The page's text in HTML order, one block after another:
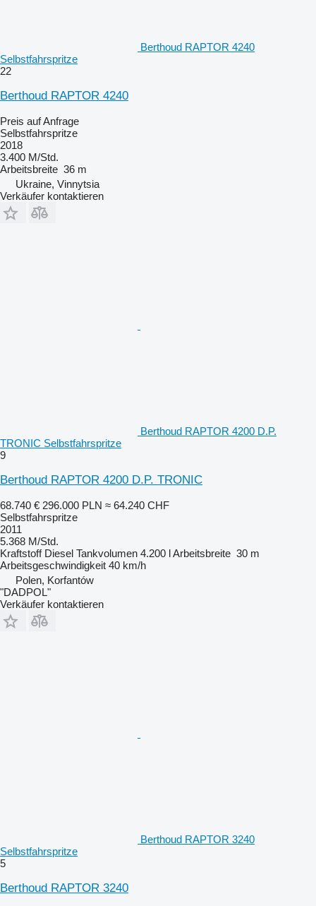
Berthoud RAPTOR 4240
Selbstfahrspritze
22
Berthoud RAPTOR 4240
Preis auf Anfrage
Selbstfahrspritze
2018
3.400 M/Std.
Arbeitsbreite 36 m
Ukraine, Vinnytsia
Verkäufer kontaktieren
Berthoud RAPTOR 4200 D.P.
TRONIC Selbstfahrspritze
9
Berthoud RAPTOR 4200 D.P. TRONIC
68.740 € 296.000 PLN ≈ 64.240 CHF
Selbstfahrspritze
2011
5.368 M/Std.
Kraftstoff Diesel Tankvolumen 4.200 lArbeitsbreite 30 m
Arbeitsgeschwindigkeit 40 km/h
Polen, Korfantów
"DADPOL"
Verkäufer kontaktieren
Berthoud RAPTOR 3240
Selbstfahrspritze
5
Berthoud RAPTOR 3240